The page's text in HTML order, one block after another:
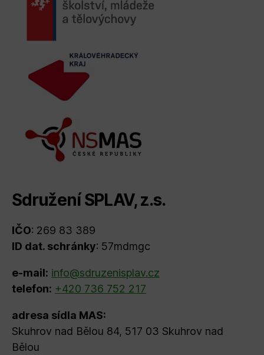
Sdružení SPLAV, z.s.
IČO: 269 83 389
ID dat. schránky: 57mdmgc
e-mail: info@sdruzenisplav.cz
telefon: +420 736 752 217
adresa sídla MAS:
Skuhrov nad Bělou 84, 517 03 Skuhrov nad
Bělou